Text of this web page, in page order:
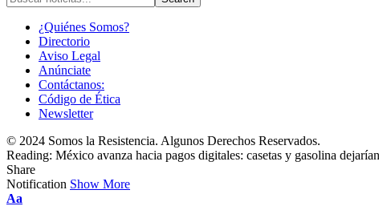
¿Quiénes Somos?
Directorio
Aviso Legal
Anúnciate
Contáctanos:
Código de Ética
Newsletter
© 2024 Somos la Resistencia. Algunos Derechos Reservados.
Reading: México avanza hacia pagos digitales: casetas y gasolina
Share
Notification Show More
Font
Aa